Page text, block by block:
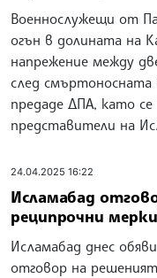
Военнослужещи от
огън в долината на
напрежение между
след смъртоносната
предаде ДПА, като
представители на
24.04.2025 16:22
Исламабад
реципрочни мерки
Исламабад днес
отговор на